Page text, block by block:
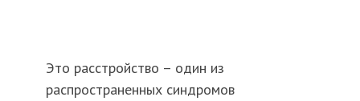
Это расстройство – один из
распространенных синдромов